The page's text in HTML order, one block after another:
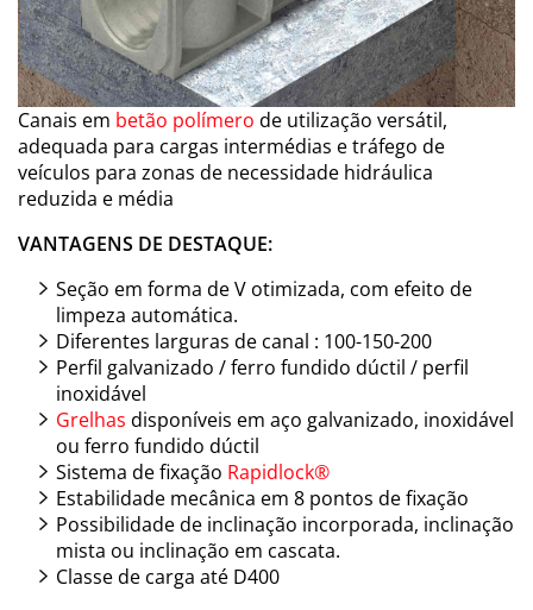
Canais em betão polímero de utilização versátil,
adequada para cargas intermédias e tráfego de
veículos para zonas de necessidade hidráulica
reduzida e média
VANTAGENS DE DESTAQUE:
Seção em forma de V otimizada, com efeito de
limpeza automática.
Diferentes larguras de canal : 100-150-200
Perfil galvanizado / ferro fundido dúctil / perfil
inoxidável
Grelhas disponíveis em aço galvanizado, inoxidável
ou ferro fundido dúctil
Sistema de fixação Rapidlock®
Estabilidade mecânica em 8 pontos de fixação
Possibilidade de inclinação incorporada, inclinação
mista ou inclinação em cascata.
Classe de carga até D400